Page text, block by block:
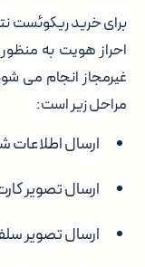
برای خرید ریکوئست
احراز هویت به
غیرمجاز انجام می
مراحل زیر است:
ارسال
ارسال تصویر
ارسال تصویر